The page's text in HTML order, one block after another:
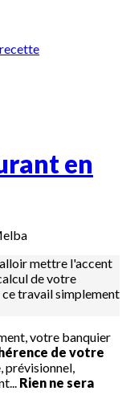
en
mettre l'accent
de votre
travail simplement
votre banquier
de votre
prévisionnel,
Rien ne sera